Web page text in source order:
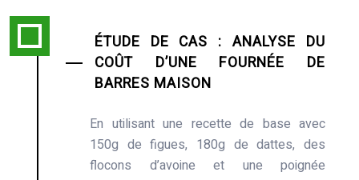
ÉTUDE DE CAS : ANALYSE DU
COÛT D’UNE FOURNÉE DE
BARRES MAISON
En utilisant une recette de base avec
150g de figues, 180g de dattes, des
flocons d’avoine et une poignée